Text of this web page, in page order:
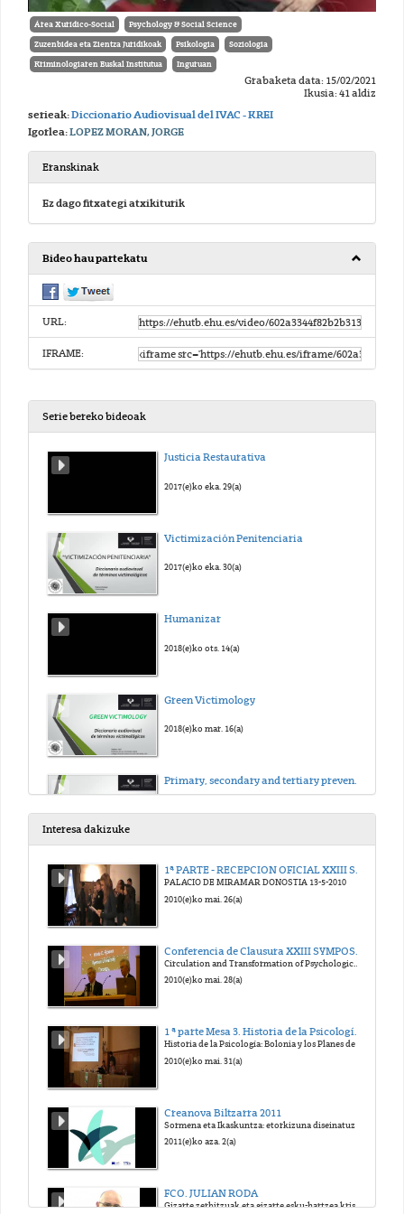
Área Xurídico-Social Psychology & Social Science
Zuzenbidea eta Zientza Juridikoak Psikologia Soziologia
Kriminologiaren Euskal Institutua Inguruan
Grabaketa data: 15/02/2021
Ikusia: 41 aldiz
serieak:Diccionario Audiovisual del IVAC - KREI
Igorlea:LOPEZ MORAN, JORGE
Eranskinak
Ez dago fitxategi atxikiturik
Bideo hau partekatu
URL:
IFRAME:
Serie bereko bideoak
Justicia Restaurativa
2017(e)ko eka. 29(a)
Victimización Penitenciaria
2017(e)ko eka. 30(a)
Humanizar
2018(e)ko ots. 14(a)
Green Victimology
2018(e)ko mar. 16(a)
Primary, secondary and tertiary prevention
Interesa dakizuke
1ª PARTE - RECEPCION OFICIAL XXIII SYMPOSIUM SEHP 2010
PALACIO DE MIRAMAR DONOSTIA 13-5-2010
2010(e)ko mai. 26(a)
Circulation and Transformation of Psychological Knowledge" (comunicación en inglés).
2010(e)ko mai. 28(a)
1 ª parte Mesa 3. Historia de la Psicología: Bolonia y los Planes de Estudios
2010(e)ko mai. 31(a)
Creanova Biltzarra 2011
Sormena eta Ikaskuntza: etorkizuna diseinatuz
2011(e)ko aza. 2(a)
FCO. JULIAN RODA
Gizarte zerbitzuak eta gizarte esku-hartzea krisi garaietan: bilakaera eta joerak